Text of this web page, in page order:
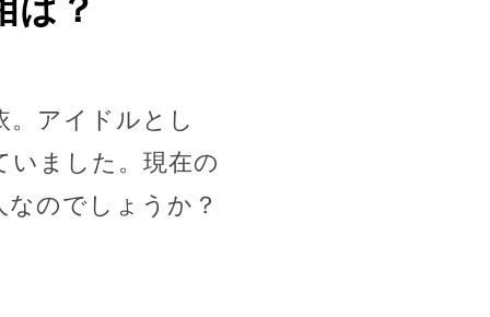
は？
。アイドルとし
いました。現在の
のでしょうか？